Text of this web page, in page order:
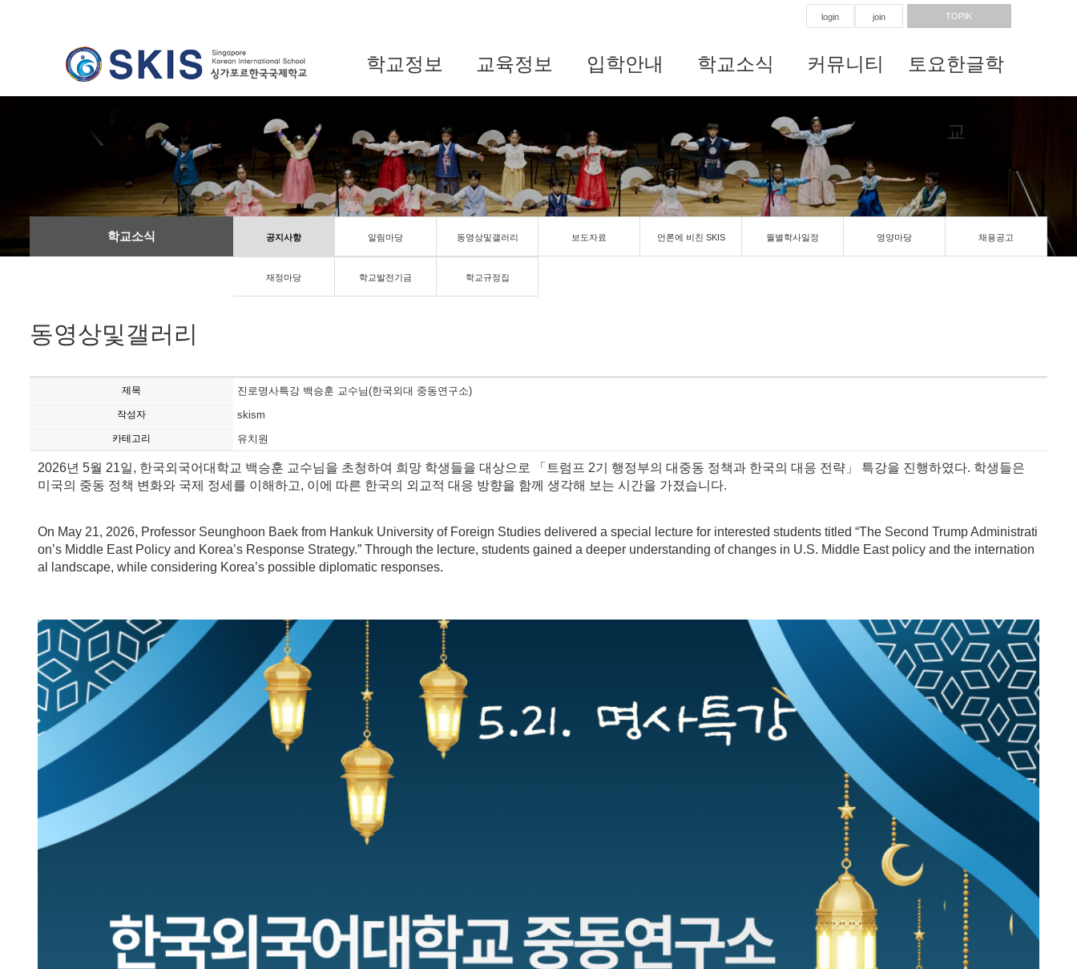
login join TOPIK
학교정보 교육정보 입학안내 학교소식 커뮤니티 토요한글학
교
학교소식 공지사항 알림마당 동영상및갤러리 보도자료 언론에 비친 SKIS 월별학사일정 영양마당 채용공고
재정마당 학교발전기금 학교규정집
동영상및갤러리
제목 진로명사특강 백승훈 교수님(한국외대 중동연구소)
작성자 skism
카테고리 유치원
2026년 5월 21일, 한국외국어대학교 백승훈 교수님을 초청하여 희망 학생들을 대상으로 「트럼프 2기 행정부의 대중동 정책과 한국의 대응 전략」 특강을 진행하였다. 학생들은
미국의 중동 정책 변화와 국제 정세를 이해하고, 이에 따른 한국의 외교적 대응 방향을 함께 생각해 보는 시간을 가졌습니다.
On May 21, 2026, Professor Seunghoon Baek from Hankuk University of Foreign Studies delivered a special lecture for interested students titled “The Second Trump Administrati
on’s Middle East Policy and Korea’s Response Strategy.” Through the lecture, students gained a deeper understanding of changes in U.S. Middle East policy and the internation
al landscape, while considering Korea’s possible diplomatic responses.